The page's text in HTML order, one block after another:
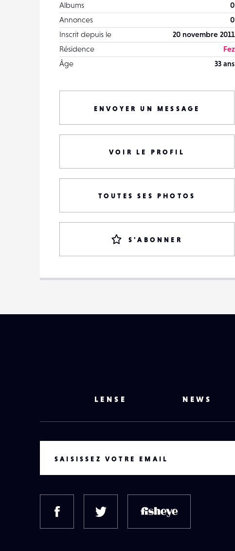
Albums
0
Annonces
0
Inscrit depuis le
20 novembre 2011
Résidence
Fez
Âge
33 ans
ENVOYER UN MESSAGE
VOIR LE PROFIL
TOUTES SES PHOTOS
S'ABONNER
LENSE NEWS
SAISISSEZ VOTRE EMAIL
FACEBOOK TWITTER